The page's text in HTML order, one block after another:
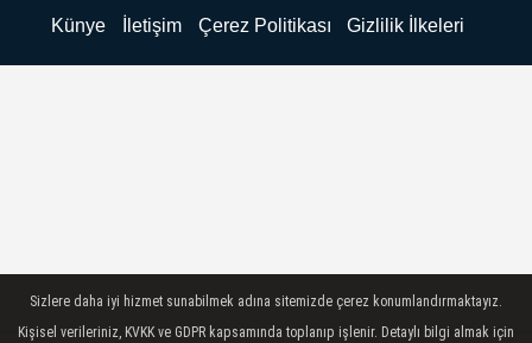
Künye İletişim Çerez Politikası Gizlilik İlkeleri
Sizlere daha iyi hizmet sunabilmek adına sitemizde çerez konumlandırmaktayız.
Kişisel verileriniz, KVKK ve GDPR kapsamında toplanıp işlenir. Detaylı bilgi almak için